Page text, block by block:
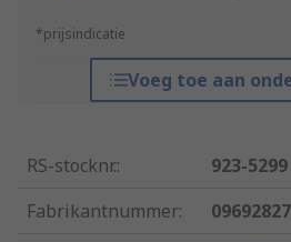
*prijsindicatie
Voeg toe aan
RS-stocknr.:
923-5299
Fabrikantnummer: